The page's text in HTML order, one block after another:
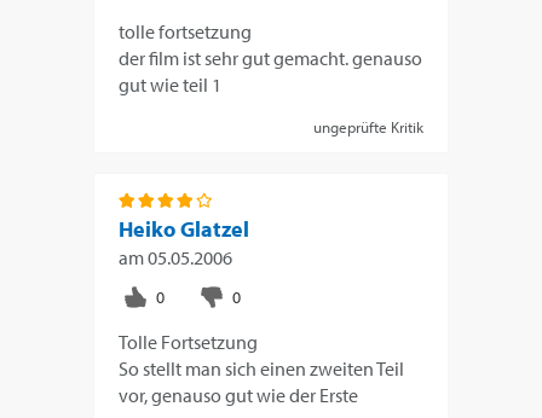
tolle fortsetzung
der film ist sehr gut gemacht. genauso
gut wie teil 1
ungeprüfte Kritik
Heiko Glatzel
am05.05.2006
Tolle Fortsetzung
So stellt man sich einen zweiten Teil
vor, genauso gut wie der Erste